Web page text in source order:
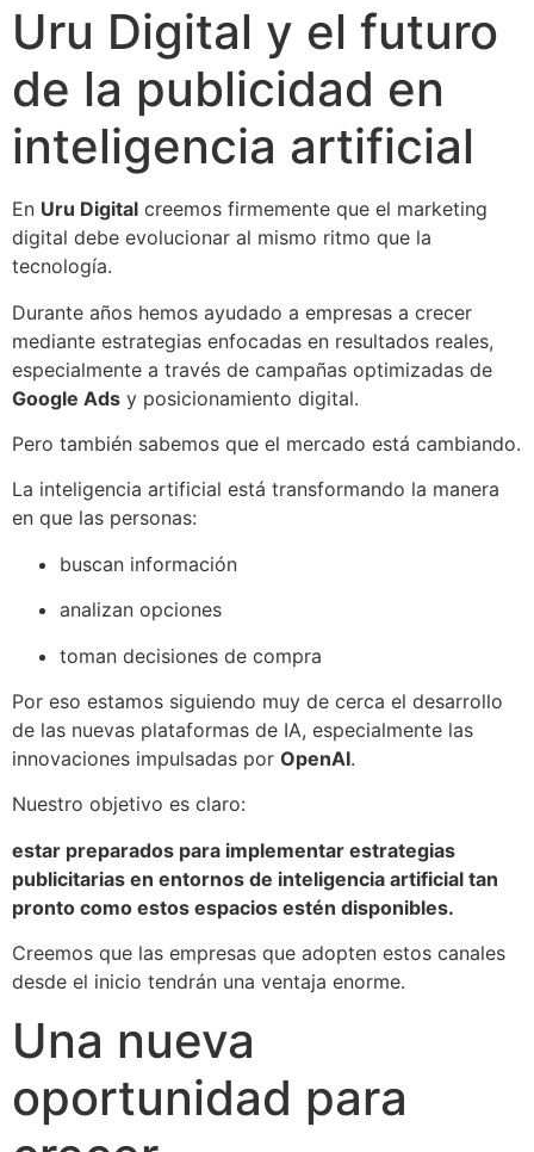
Uru Digital y el futuro
de la publicidad en
inteligencia artificial
En Uru Digital creemos firmemente que el marketing
digital debe evolucionar al mismo ritmo que la
tecnología.
Durante años hemos ayudado a empresas a crecer
mediante estrategias enfocadas en resultados reales,
especialmente a través de campañas optimizadas de
Google Ads y posicionamiento digital.
Pero también sabemos que el mercado está cambiando.
La inteligencia artificial está transformando la manera
en que las personas:
buscan información
analizan opciones
toman decisiones de compra
Por eso estamos siguiendo muy de cerca el desarrollo
de las nuevas plataformas de IA, especialmente las
innovaciones impulsadas por OpenAI.
Nuestro objetivo es claro:
estar preparados para implementar estrategias
publicitarias en entornos de inteligencia artificial tan
pronto como estos espacios estén disponibles.
Creemos que las empresas que adopten estos canales
desde el inicio tendrán una ventaja enorme.
Una nueva
oportunidad para